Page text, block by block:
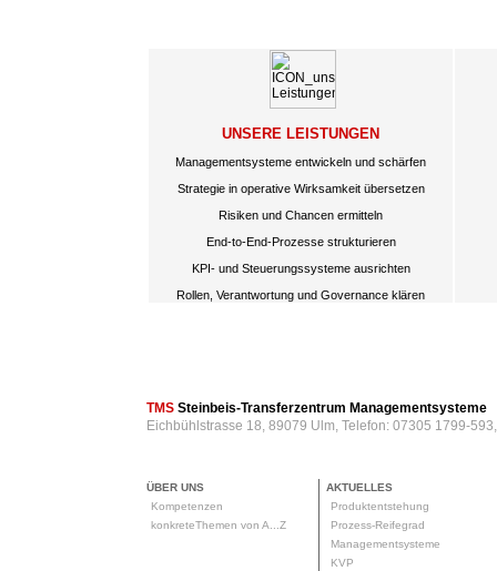
UNSERE LEISTUNGEN
Managementsysteme entwickeln und schärfen
Strategie in operative Wirksamkeit übersetzen
Risiken und Chancen ermitteln
End-to-End-Prozesse strukturieren
KPI- und Steuerungssysteme ausrichten
Rollen, Verantwortung und Governance klären
TMS Steinbeis-Transferzentrum Managementsysteme
Eichbühlstrasse 18, 89079 Ulm, Telefon: 07305 1799-
ÜBER UNS
Kompetenzen
konkreteThemen von A...Z
AKTUELLES
Produktentstehung
Prozess-Reifegrad
Managementsysteme
KVP